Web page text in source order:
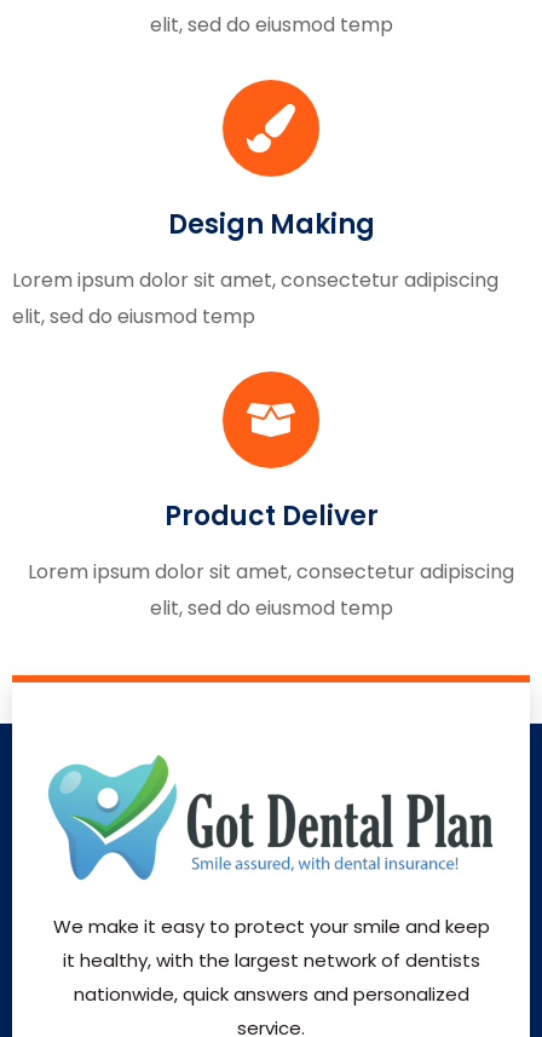
elit, sed do eiusmod temp
Design Making
Lorem ipsum dolor sit amet, consectetur adipiscing
elit, sed do eiusmod temp
Product Deliver
Lorem ipsum dolor sit amet, consectetur adipiscing
elit, sed do eiusmod temp
We make it easy to protect your smile and keep
it healthy, with the largest network of dentists
nationwide, quick answers and personalized
service.